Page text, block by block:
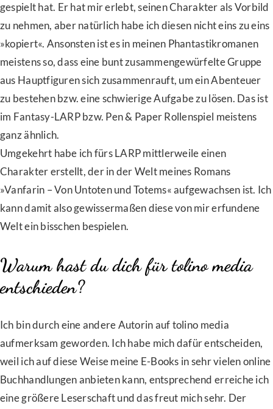
gespielt hat. Er hat mir erlebt, seinen Charakter als Vorbild
zu nehmen, aber natürlich habe ich diesen nicht eins zu eins
»kopiert«. Ansonsten ist es in meinen Phantastikromanen
meistens so, dass eine bunt zusammengewürfelte Gruppe
aus Hauptfiguren sich zusammenrauft, um ein Abenteuer
zu bestehen bzw. eine schwierige Aufgabe zu lösen. Das ist
im Fantasy-LARP bzw. Pen & Paper Rollenspiel meistens
ganz ähnlich.
Umgekehrt habe ich fürs LARP mittlerweile einen
Charakter erstellt, der in der Welt meines Romans
»Vanfarin – Von Untoten und Totems« aufgewachsen ist. Ich
kann damit also gewissermaßen diese von mir erfundene
Welt ein bisschen bespielen.
Warum hast du dich für tolino media
entschieden?
Ich bin durch eine andere Autorin auf tolino media
aufmerksam geworden. Ich habe mich dafür entscheiden,
weil ich auf diese Weise meine E-Books in sehr vielen online
Buchhandlungen anbieten kann, entsprechend erreiche ich
eine größere Leserschaft und das freut mich sehr. Der